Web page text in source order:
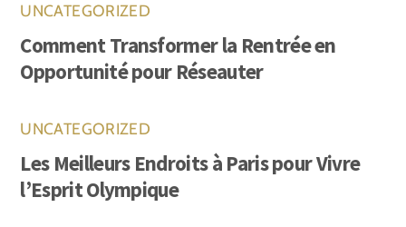
UNCATEGORIZED
Comment Transformer la Rentrée en
Opportunité pour Réseauter
UNCATEGORIZED
Les Meilleurs Endroits à Paris pour Vivre
l’Esprit Olympique